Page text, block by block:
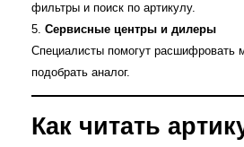
фильтры и поиск по артикулу.
Сервисные центры и дилеры
Специалисты помогут расшифровать
подобрать аналог.
Как читать